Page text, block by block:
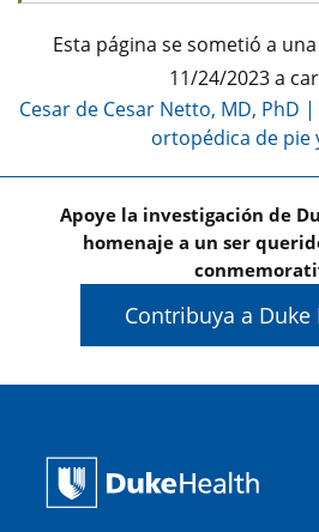
Esta página se sometió a
11/24/2023 a
Cesar de Cesar Netto, MD, PhD |
ortopédica de pie
Apoye la investigación de
homenaje a un ser
Contribuya a Duke